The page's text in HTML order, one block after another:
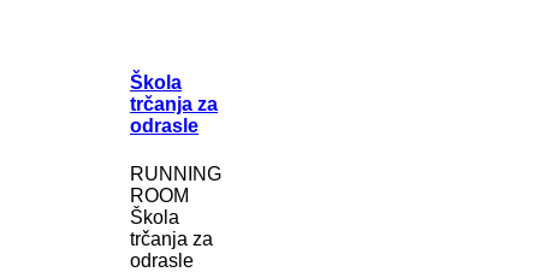
Škola
trčanja za
odrasle
RUNNING
ROOM
Škola
trčanja za
odrasle